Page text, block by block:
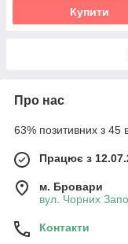
Купити
Про нас
63% позитивних з 45
Працює з
м. Бровари
вул. Чорних
Контакти